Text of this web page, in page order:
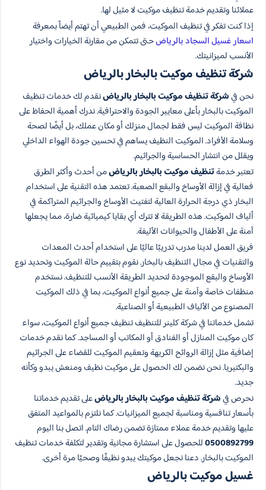
عملائنا وتقديم خدمة تنظيف موكيت لا مثيل لها.
إذا كنت تفكر في تنظيف الموكيت، فمن الطبيعي أن تهتم أيضاً بمعرفة
اسعار غسيل السجاد بالرياضحتى تتمكن من مقارنة الخيارات واختيار
الأنسب لميزانيتك.
شركة تنظيف موكيت بالبخار بالرياض
نحن فيشركة تنظيف موكيت بالبخار بالرياضنقدم لك خدمات تنظيف
الموكيت بالبخار بأعلى معايير الجودة والاحترافية. ندرك أهمية الحفاظ على
نظافة الموكيت ليس فقط لجمال منزلك أو مكان عملك، بل أيضًا لصحة
وسلامة الأفراد. الموكيت النظيف يساهم في تحسين جودة الهواء الداخلي
ويقلل من انتشار الحساسية والجراثيم.
تعتبر خدمةتنظيف موكيت بالبخار بالرياضمن أحدث وأكثر الطرق
فعالية في إزالة الأوساخ والبقع الصعبة. تعتمد هذه التقنية على استخدام
البخار ذي درجة الحرارة العالية لتفتيت الأوساخ والجراثيم المتراكمة في
ألياف الموكيت. هذه الطريقة لا تترك أي بقايا كيميائية ضارة، مما يجعلها
آمنة على الأطفال والحيوانات الأليفة.
فريق العمل لدينا مدرب تدريبًا عاليًا على استخدام أحدث المعدات
والتقنيات في مجال التنظيف بالبخار. نقوم بتقييم حالة الموكيت وتحديد نوع
الأوساخ والبقع الموجودة لتحديد الطريقة الأنسب للتنظيف. نستخدم
منظفات خاصة وآمنة على جميع أنواع الموكيت، بما في ذلك الموكيت
المصنوع من الألياف الطبيعية أو الصناعية.
تشمل خدماتنا في شركة كلينر للتنظيف تنظيف جميع أنواع الموكيت، سواء
كان موكيت المنازل أو الفنادق أو المكاتب أو المساجد. كما نقدم خدمات
إضافية مثل إزالة الروائح الكريهة وتعقيم الموكيت للقضاء على الجراثيم
والبكتيريا. نحن نضمن لك الحصول على موكيت نظيف ومنعش يبدو وكأنه
جديد.
نحرص فيشركة تنظيف موكيت بالبخار بالرياضعلى تقديم خدماتنا
بأسعار تنافسية ومناسبة لجميع الميزانيات. كما نلتزم بالمواعيد المتفق
عليها وتقديم خدمة عملاء ممتازة تضمن رضاك التام. اتصل بنا اليوم
0500892799للحصول على استشارة مجانية وتقدير لتكلفة خدمات تنظيف
الموكيت بالبخار. دعنا نجعل موكيتك يبدو نظيفًا وصحيًا مرة أخرى.
غسيل موكيت بالرياض